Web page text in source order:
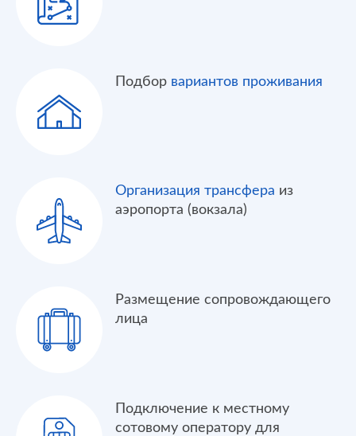
Подбор вариантов проживания
Организация трансфера из
аэропорта (вокзала)
Размещение сопровождающего
лица
Подключение к местному
сотовому оператору для